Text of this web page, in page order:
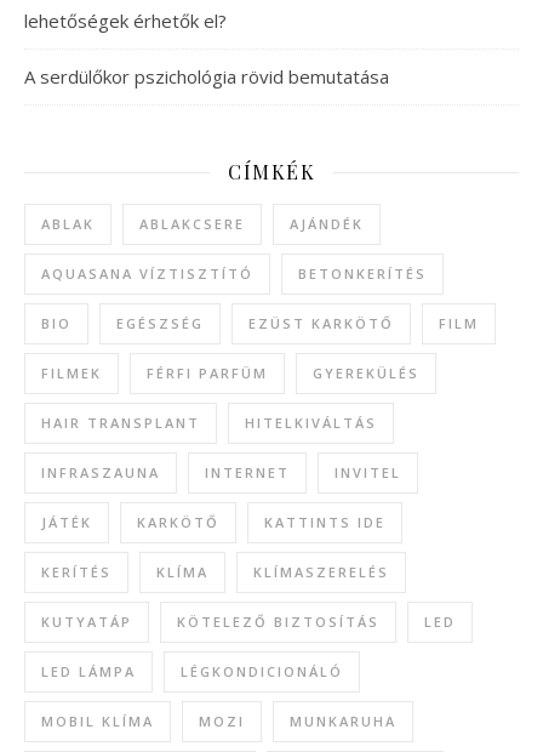
lehetőségek érhetők el?
A serdülőkor pszichológia rövid bemutatása
CÍMKÉK
ABLAK ABLAKCSERE AJÁNDÉK
AQUASANA VÍZTISZTÍTÓ BETONKERÍTÉS
BIO EGÉSZSÉG EZÜST KARKÖTŐ FILM
FILMEK FÉRFI PARFÜM GYEREKÜLÉS
HAIR TRANSPLANT HITELKIVÁLTÁS
INFRASZAUNA INTERNET INVITEL
JÁTÉK KARKÖTŐ KATTINTS IDE
KERÍTÉS KLÍMA KLÍMASZERELÉS
KUTYATÁP KÖTELEZŐ BIZTOSÍTÁS LED
LED LÁMPA LÉGKONDICIONÁLÓ
MOBIL KLÍMA MOZI MUNKARUHA